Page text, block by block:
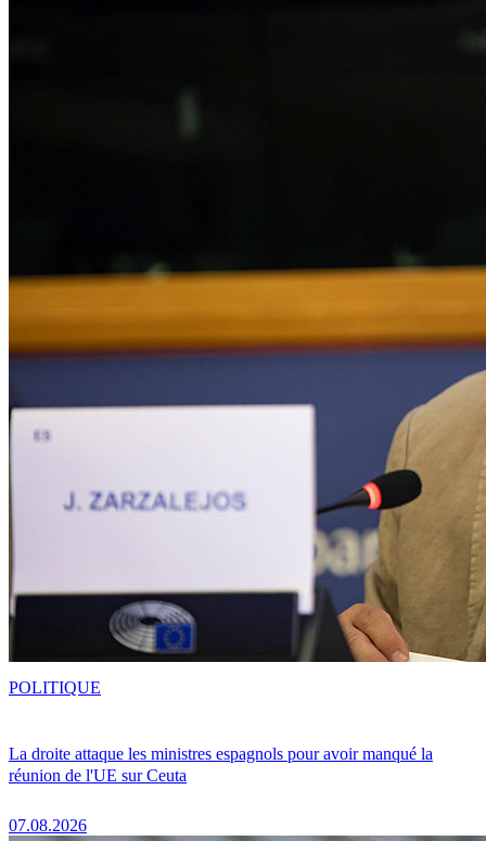
La droite attaque les ministres espagnols pour avoir manqué la
réunion de l'UE sur Ceuta
07.08.2026
POLITIQUE